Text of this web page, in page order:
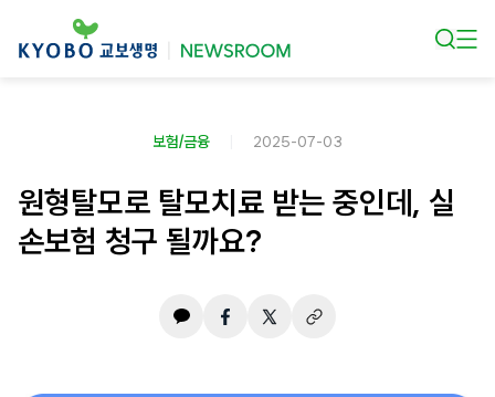
보험/금융 2025-07-03
원형탈모로 탈모치료 받는 중인데, 실
손보험 청구 될까요?